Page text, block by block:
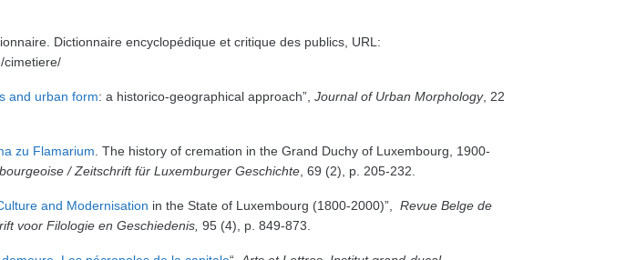
Dictionnaire encyclopédique et critique des publics, URL:
cimetiere/
and urban form: a historico-geographical approach”, Journal of Urban Morphology, 22
zu Flamarium . The history of cremation in the Grand Duchy of Luxembourg, 1900-
/ Zeitschrift für Luxemburger Geschichte , 69 (2), p. 205-232.
and Modernisation in the State of Luxembourg (1800-2000)”, Revue Belge de
voor Filologie en Geschiedenis, 95 (4), p. 849-873.